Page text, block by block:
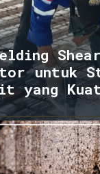
Shear
untuk
yang